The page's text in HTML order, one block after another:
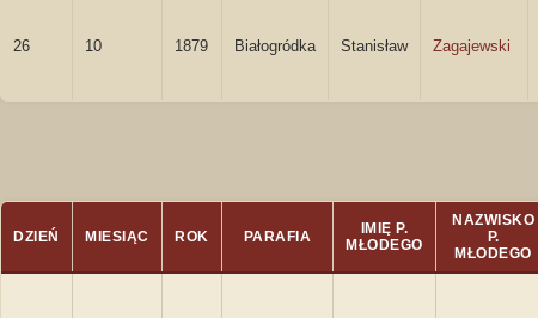
26 10 1879 Białogródka Stanisław Zagajewski
DZIEŃ MIESIĄC ROK PARAFIA
IMIĘ P.
MŁODEGO
NAZWISKO
P.
MŁODEGO